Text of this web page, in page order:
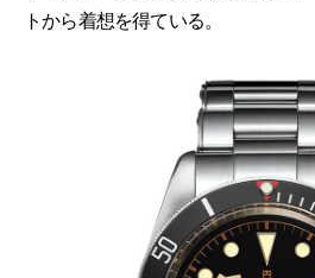
トから着想を得ている。